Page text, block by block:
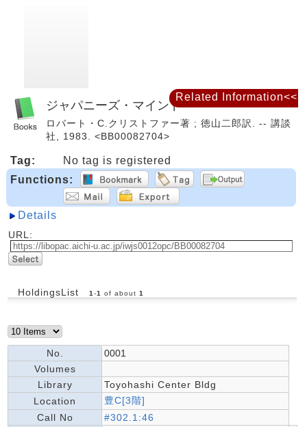
ジャパニーズ・マインド
ロバート・C.クリストファー著 ; 徳山二郎訳. -- 講談
社, 1983. <BB00082704>
Tag:
No tag is registered
Functions:
Details
URL:
HoldingsList 1 -1 of about 1
No.
0001
Volumes
Library
Toyohashi Center Bldg
Location
豊C[3階]
Call No
#302.1:46
Related Information<<